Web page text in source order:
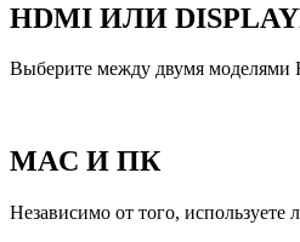
HDMI ИЛИ
Выберите между двумя моделями
MAC И ПК
Независимо от того,